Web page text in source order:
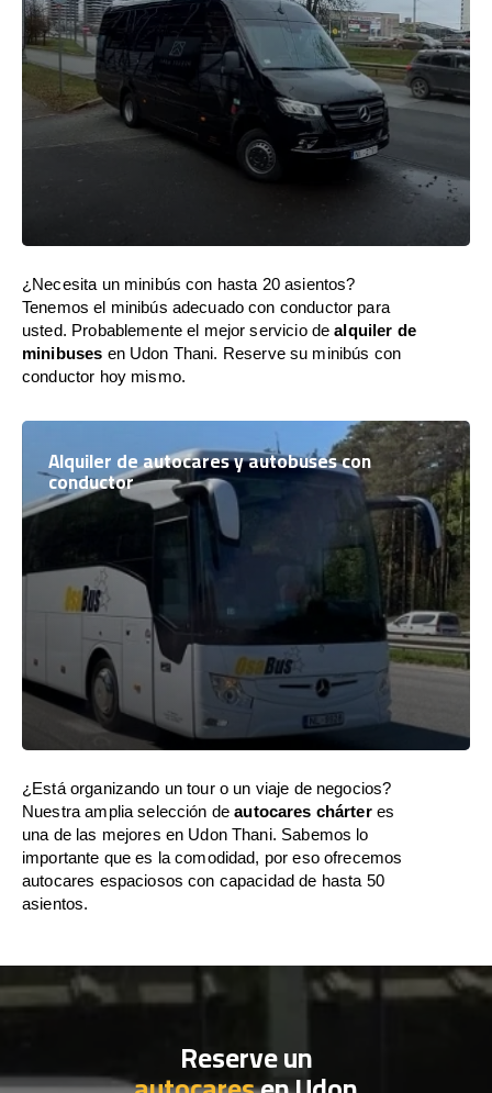
¿Necesita un minibús con hasta 20 asientos?
Tenemos el minibús adecuado con conductor para
usted. Probablemente el mejor servicio dealquiler de
minibuses en Udon Thani. Reserve su minibús con
conductor hoy mismo.
Alquiler de autocares y autobuses con
conductor
¿Está organizando un tour o un viaje de negocios?
Nuestra amplia selección deautocares chárteres
una de las mejores en Udon Thani. Sabemos lo
importante que es la comodidad, por eso ofrecemos
autocares espaciosos con capacidad de hasta 50
asientos.
Reserve un